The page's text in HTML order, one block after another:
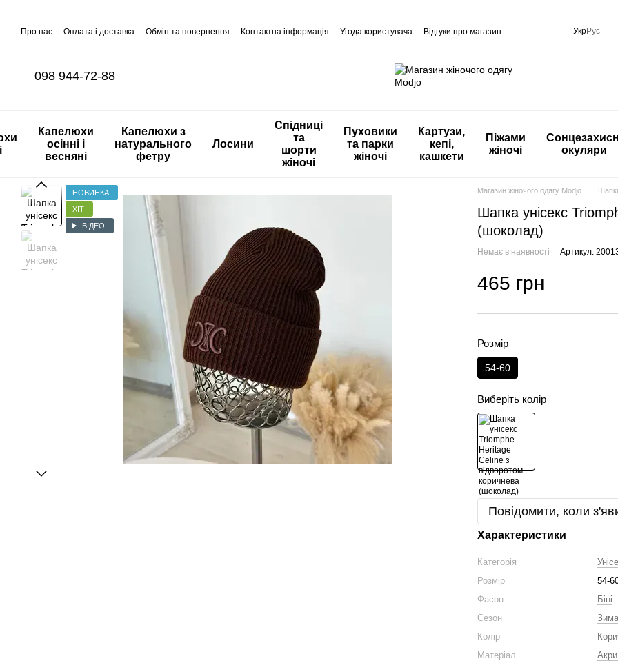
Про нас Оплата і доставка Обмін та повернення Контактна інформація Угода користувача Відгуки про магазин УкрРус
098 944-72-88
Капелюхи
осінні і
весняні
Капелюхи з
натурального
фетру
Лосини
Спідниці
та
шорти
жіночі
Пуховики
та парки
жіночі
Картузи,
кепі,
кашкети
Піжами
жіночі
окуляри
НОВИНКА
ХІТ
ВІДЕО
Магазин жіночого одягу Modjo
Шапка унісекс
(шоколад)
Немає в наявності Артикул:
465 грн
Розмір
54-60
Виберіть колір
Повідомити, коли
Характеристики
Категорія
Розмір
54-
Фасон
Біні
Сезон
Зима
Колір
Матеріал